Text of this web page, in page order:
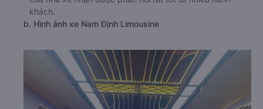
khách.
b. Hình ảnh xe Nam Định Limousine